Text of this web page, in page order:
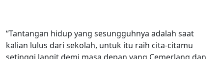
“Tantangan hidup yang sesungguhnya adalah saat
kalian lulus dari sekolah, untuk itu raih cita-citamu